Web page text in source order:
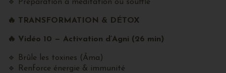
🔹 Préparation à méditation ou souffle
🔥 TRANSFORMATION & DÉTOX
🔥 Vidéo 10 — Activation d’Agni (26 min)
🔹 Brûle les toxines (Āma)
🔹 Renforce énergie & immunité